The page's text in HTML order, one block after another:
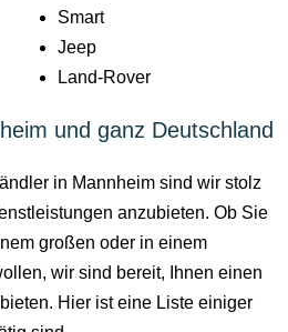
Smart
Jeep
Land-Rover
und ganz Deutschland
in Mannheim sind wir stolz
anzubieten. Ob Sie
großen oder in einem
wir sind bereit, Ihnen einen
Hier ist eine Liste einiger